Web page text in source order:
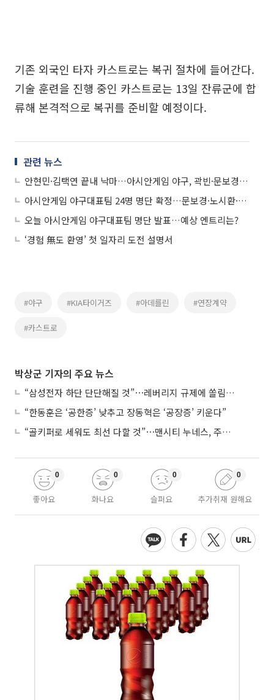
기존 외국인 타자 카스트로는 복귀 절차에 들어간다.
기술 훈련을 진행 중인 카스트로는 13일 잔류군에 합
류해 본격적으로 복귀를 준비할 예정이다.
관련 뉴스
안현민·김택연 끝내 낙마…아시안게임 야구, 곽빈·문보경·노시환 WC 발탁
아시안게임 야구대표팀 24명 명단 확정…문보경·노시환·곽빈 와일드카드
오늘 아시안게임 야구대표팀 명단 발표…예상 엔트리는?
‘경험 無도 환영’ 첫 일자리 도전 설명서
#야구 #KIA타이거즈 #아데를린 #연장계약
#카스트로
박상군 기자의 주요 뉴스
“삼성전자 하단 단단해질 것”⋯레버리지 규제에 쏠림 완화
“한동훈은 ‘공한증’ 낮추고 장동혁은 ‘공장증’ 키운다”
“골키퍼로 세워도 최선 다할 것”⋯맨시티 누네스, 주전 경쟁 각오
좋아요
0
화나요
0
슬퍼요
0
추가취재 원해요
0